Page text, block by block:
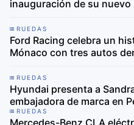
inauguración de su
RUEDAS
Ford Racing celebra un
Mónaco con tres autos
RUEDAS
Hyundai presenta a
embajadora de marca en
RUEDAS
Mercedes-Benz CLA